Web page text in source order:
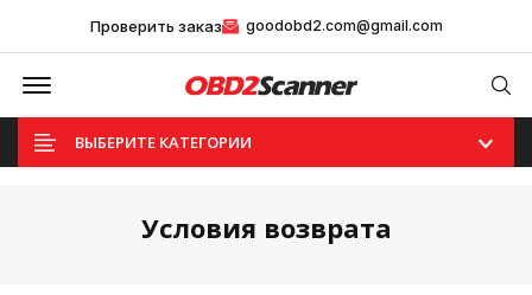
Проверить заказ goodobd2.com@gmail.com
Offcanvas Menu Open
ВЫБЕРИТЕ КАТЕГОРИИ
Условия возврата